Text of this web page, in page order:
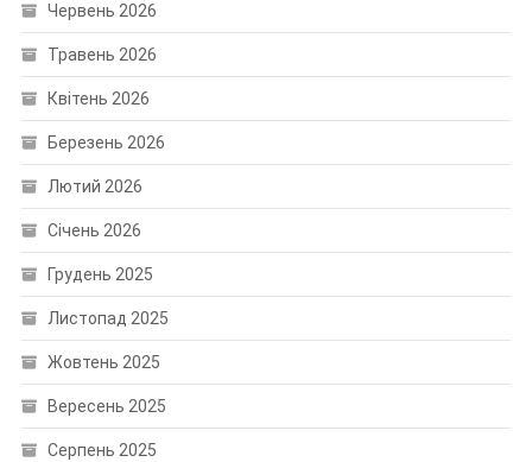
Червень 2026
Травень 2026
Квітень 2026
Березень 2026
Лютий 2026
Січень 2026
Грудень 2025
Листопад 2025
Жовтень 2025
Вересень 2025
Серпень 2025